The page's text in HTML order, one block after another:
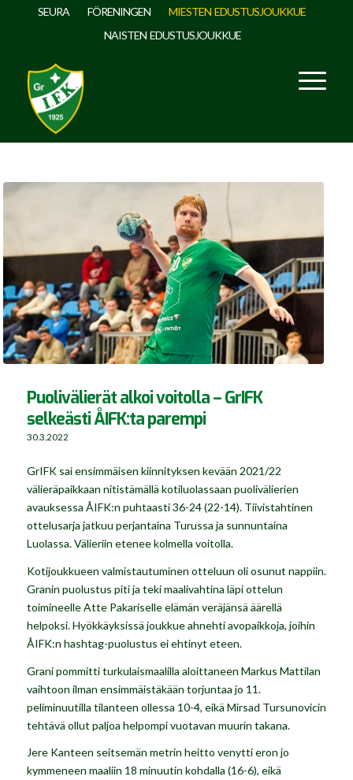
SEURA FÖRENINGEN
MIESTEN EDUSTUSJOUKKUE
NAISTEN EDUSTUSJOUKKUE
Puolivälierät alkoi voitolla – GrIFK
selkeästi ÅIFK:ta parempi
30.3.2022
GrIFK sai ensimmäisen kiinnityksen kevään 2021/22
välieräpaikkaan nitistämällä kotiluolassaan puolivälierien
avauksessa ÅIFK:n puhtaasti 36-24 (22-14). Tiivistahtinen
ottelusarja jatkuu perjantaina Turussa ja sunnuntaina
Luolassa. Välieriin etenee kolmella voitolla.
Kotijoukkueen valmistautuminen otteluun oli osunut nappiin.
Granin puolustus piti ja teki maalivahtina läpi ottelun
toimineelle Atte Pakariselle elämän veräjänsä äärellä
helpoksi. Hyökkäyksissä joukkue ahnehti avopaikkoja, joihin
ÅIFK:n hashtag-puolustus ei ehtinyt eteen.
Grani pommitti turkulaismaalilla aloittaneen Markus Mattilan
vaihtoon ilman ensimmäistäkään torjuntaa jo 11.
peliminuutilla tilanteen ollessa 10-4, eikä Mirsad Tursunovicin
tehtävä ollut paljoa helpompi vuotavan muurin takana.
Jere Kanteen seitsemän metrin heitto venytti eron jo
kymmeneen maaliin 18 minuutin kohdalla (16-6), eikä